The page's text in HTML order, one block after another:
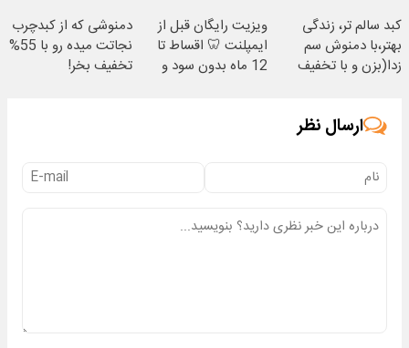
کبد سالم تر، زندگی
بهتر،با دمنوش سم
زدا(بزن و با تخفیف
ویزیت رایگان قبل از
ایمپلنت 🦷 اقساط تا
12 ماه بدون سود و
دمنوشی که از کبدچرب
نجاتت میده رو با 55%
تخفیف بخر!
ارسال نظر